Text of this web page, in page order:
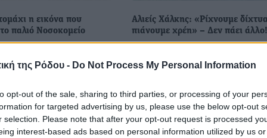
της Ρόδου - Do Not Process My Personal Information
opt-out of the sale, sharing to third parties, or processing of your
for targeted advertising by us, please use the below opt-out
selection. Please note that after your opt-out request is processed
interest-based ads based on personal information utilized by us
η εικόνα που
παλιό Νοσοκομείο
κάθε Ροδίτη είναι
νησιού .Τα τμήματα του
δεν στεγάζουν δημόσιες ...
Αλιείς Χάλκης: «Ρίχνουμε
πιάνουμε χρέη» – Δεν πάει άλλο!
ανακοινώθηκαν τα εξής: Όλοι
Όμως σήμερα, οι ψαράδες της
βρισκόμαστε σε απόγνωση. Η
κατάσταση ...